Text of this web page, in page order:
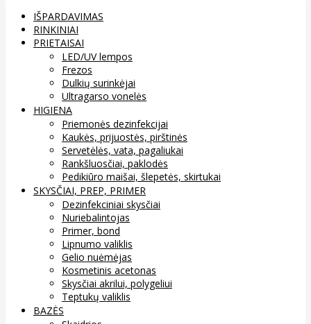
IŠPARDAVIMAS
RINKINIAI
PRIETAISAI
LED/UV lempos
Frezos
Dulkių surinkėjai
Ultragarso vonelės
HIGIENA
Priemonės dezinfekcijai
Kaukės, prijuostės, pirštinės
Servetėlės, vata, pagaliukai
Rankšluosčiai, paklodės
Pedikiūro maišai, šlepetės, skirtukai
SKYSČIAI, PREP, PRIMER
Dezinfekciniai skysčiai
Nuriebalintojas
Primer, bond
Lipnumo valiklis
Gelio nuėmėjas
Kosmetinis acetonas
Skysčiai akrilui, polygeliui
Teptukų valiklis
BAZĖS